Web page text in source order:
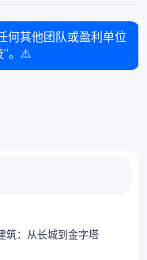
何其他团队或盈利单位
”。⚠️
筑：从长城到金字塔